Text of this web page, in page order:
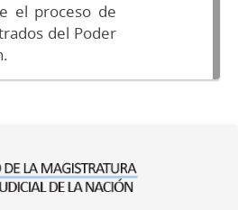
el proceso de
del Poder